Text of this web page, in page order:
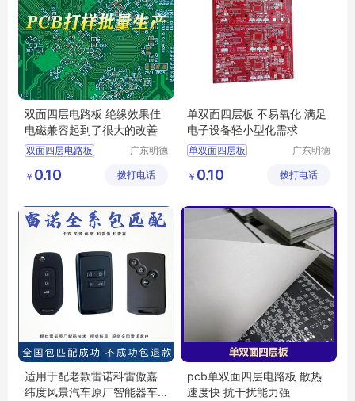
双面四层电路板 绝缘效果佳
电磁兼容起到了很大的改善
双面四层电路板
四层电路板加工
pcb单双面四层电路板
广东明德
有限公司
￥ 0.10 拨打电话
单双面四层板 不易氧化 满足
电子设备轻小型化需求
单双面四层板
四层电路板加工
pcb单双面四层电路板
广东明德
有限公司
￥ 0.10 拨打电话
适用于配老款雷诺科雷傲嘉
纬度风景汽车原厂智能器车
pcb单双面四层电路板 散热
速度快 抗干扰能力强